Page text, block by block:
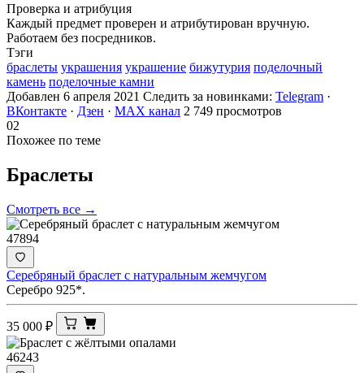
Проверка и атрибуция
Каждый предмет проверен и атрибутирован вручную.
Работаем без посредников.
Тэги
браслеты украшения украшение бижутурия поделочный
камень поделочные камни
Добавлен 6 апреля 2021 Следить за новинками: Telegram ·
ВКонтакте · Дзен · MAX канал 2 749 просмотров
02
Похожее по теме
Браслеты
Смотреть все →
47894
Серебряный браслет с натуральным жемчугом
Серебро 925*.
35 000 ₽
46243